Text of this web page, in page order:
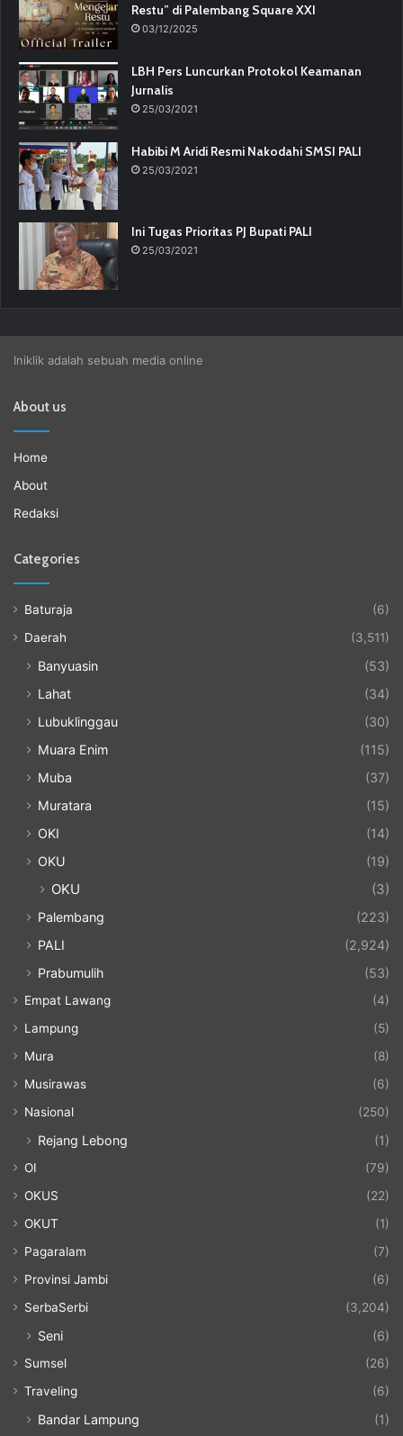
Restu” di Palembang Square XXI
03/12/2025
LBH Pers Luncurkan Protokol Keamanan
Jurnalis
25/03/2021
Habibi M Aridi Resmi Nakodahi SMSI PALI
25/03/2021
Ini Tugas Prioritas PJ Bupati PALI
25/03/2021
Iniklik adalah sebuah media online
About us
Home
About
Redaksi
Categories
Baturaja
(6)
Daerah
(3,511)
Banyuasin
(53)
Lahat
(34)
Lubuklinggau
(30)
Muara Enim
(115)
Muba
(37)
Muratara
(15)
OKI
(14)
OKU
(19)
OKU (3)
Palembang
(223)
PALI
(2,924)
Prabumulih
(53)
Empat Lawang
(4)
Lampung
(5)
Mura
(8)
Musirawas
(6)
Nasional
(250)
Rejang Lebong (1)
OI
(79)
OKUS
(22)
OKUT
(1)
Pagaralam
(7)
Provinsi Jambi
(6)
SerbaSerbi
(3,204)
Seni (6)
Sumsel
(26)
Traveling
(6)
Bandar Lampung (1)